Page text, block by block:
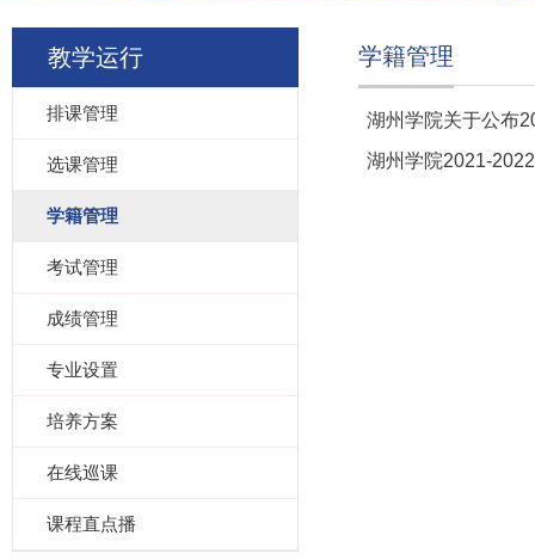
教学运行
排课管理
选课管理
学籍管理
考试管理
成绩管理
专业设置
培养方案
在线巡课
课程直点播
学籍管理
湖州学院关于公布
湖州学院2021-